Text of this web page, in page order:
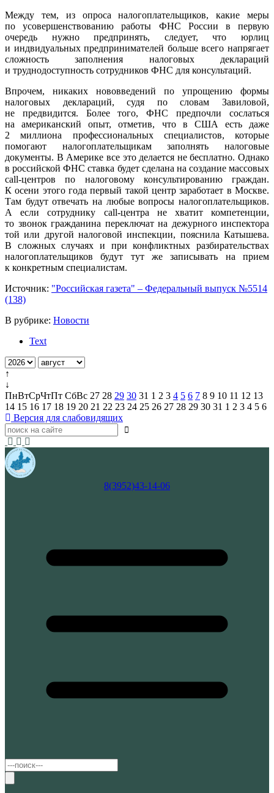
Между тем, из опроса налогоплательщиков, какие меры
по усовершенствованию работы ФНС России в первую
очередь нужно предпринять, следует, что юрлиц
и индвидуальных предпринимателей больше всего напрягает
сложность заполнения налоговых деклараций
и труднодоступность сотрудников ФНС для консультаций.
Впрочем, никаких нововведений по упрощению формы
налоговых деклараций, судя по словам Завиловой,
не предвидится. Более того, ФНС предпочли сослаться
на американский опыт, отметив, что в США есть даже
2 миллиона профессиональных специалистов, которые
помогают налогоплательщикам заполнять налоговые
документы. В Америке все это делается не бесплатно. Однако
в российской ФНС ставка будет сделана на создание массовых
call-центров по налоговому консультированию граждан.
К осени этого года первый такой центр заработает в Москве.
Там будут отвечать на любые вопросы налогоплательщиков.
А если сотруднику call-центра не хватит компетенции,
то звонок гражданина переключат на дежурного инспектора
той или другой налоговой инспекции, пояснила Катышева.
В сложных случаях и при конфликтных разбирательствах
налогоплательщиков будут тут же записывать на прием
к конкретным специалистам.
Источник: "Российская газета" – Федеральный выпуск №5514
(138)
В рубрике: Новости
Text
↑
↓
ПнВтСрЧтПт СбВс 27 28 29 30 31 1 2 3 4 5 6 7 8 9 10 11 12 13
14 15 16 17 18 19 20 21 22 23 24 25 26 27 28 29 30 31 1 2 3 4 5 6
Версия для слабовидящих
8(3952)43-14-06